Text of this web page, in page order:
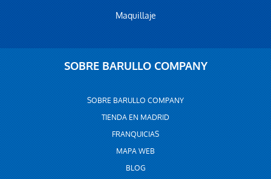
Maquillaje
SOBRE BARULLO COMPANY
SOBRE BARULLO COMPANY
TIENDA EN MADRID
FRANQUICIAS
MAPA WEB
BLOG